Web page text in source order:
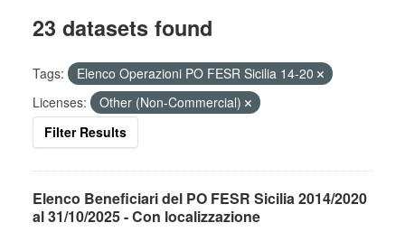
23 datasets found
Tags:
Elenco Operazioni PO FESR Sicilia 14-20
Licenses:
Other (Non-Commercial)
Filter Results
Elenco Beneficiari del PO FESR Sicilia 2014/2020
al 31/10/2025 - Con localizzazione